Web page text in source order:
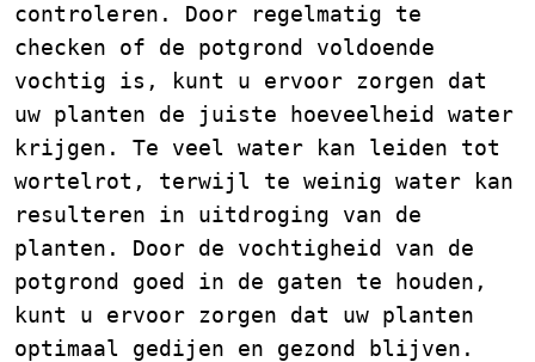
controleren. Door regelmatig te
checken of de potgrond voldoende
vochtig is, kunt u ervoor zorgen dat
uw planten de juiste hoeveelheid water
krijgen. Te veel water kan leiden tot
wortelrot, terwijl te weinig water kan
resulteren in uitdroging van de
planten. Door de vochtigheid van de
potgrond goed in de gaten te houden,
kunt u ervoor zorgen dat uw planten
optimaal gedijen en gezond blijven.